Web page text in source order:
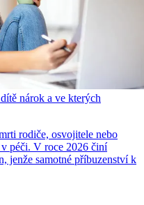
nárok a ve kterých
rodiče, osvojitele nebo
v péči. V roce 2026 činí
jenže samotné příbuzenství k